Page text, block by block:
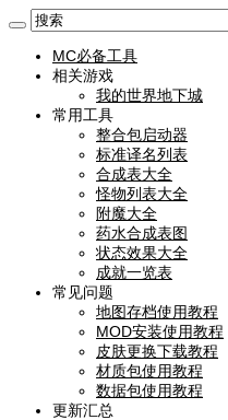
MC必备工具
相关游戏
我的世界地下城
常用工具
整合包启动器
标准译名列表
合成表大全
怪物列表大全
附魔大全
药水合成表图
状态效果大全
成就一览表
常见问题
地图存档使用教程
MOD安装使用教程
皮肤更换下载教程
材质包使用教程
数据包使用教程
更新汇总